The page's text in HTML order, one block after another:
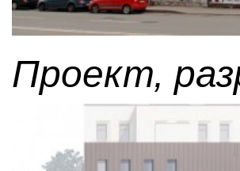
Проект,